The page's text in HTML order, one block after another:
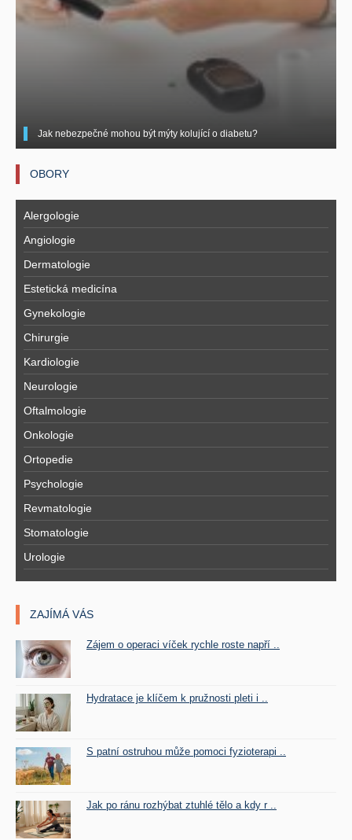
Jak nebezpečné mohou být mýty kolující o diabetu?
OBORY
Alergologie
Angiologie
Dermatologie
Estetická medicína
Gynekologie
Chirurgie
Kardiologie
Neurologie
Oftalmologie
Onkologie
Ortopedie
Psychologie
Revmatologie
Stomatologie
Urologie
ZAJÍMÁ VÁS
Zájem o operaci víček rychle roste napří ..
Hydratace je klíčem k pružnosti pleti i ..
S patní ostruhou může pomoci fyzioterapi ..
Jak po ránu rozhýbat ztuhlé tělo a kdy r ..